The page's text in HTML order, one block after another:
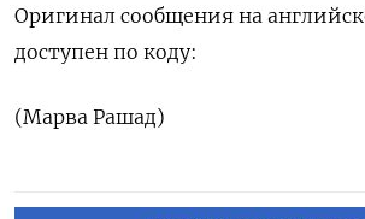
Оригинал сообщения на
доступен по коду:
(Марва Рашад)